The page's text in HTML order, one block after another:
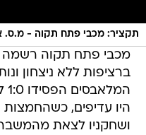
תקציר: מכבי פתח תקוה - מ.ס.
מכבי פתח תקוה
ברציפות ללא ניצחון
היו עדיפים, כשהחמצות
ושחקניו לצאת